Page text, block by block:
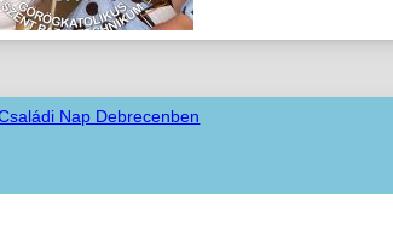
Nap Debrecenben